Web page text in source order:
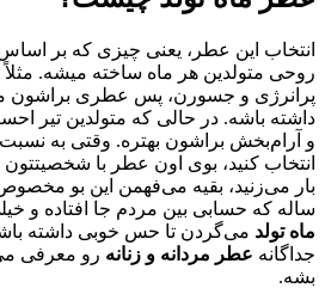
انتخاب این عطر، یعنی چیزی که بر
روحی متولدین هر ماه ساخته میشه. مثلاً
پرانرژی و جسورن، پس عطری براشون
داشته باشه. در حالی که متولدین تیر
و آرام‌بخش براشون بهتره. وقتی به
انتخاب کنید، بوی اون عطر با
بار می‌زنید، بقیه می‌فهمن این بو مخصوص
ساله که حسابی بین مردم جا افتاده و
ماه تولد می‌گردن تا حس خوبی داشته
جداگانه عطر مردانه و زنانه رو معرفی
بشه.